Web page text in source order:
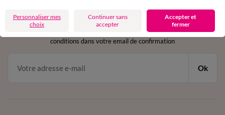
en vous inscrivant à la newsletter
conditions dans votre email de confirmation
Ok
Personnaliser mes
choix
Continuer sans
accepter
Accepter et
fermer